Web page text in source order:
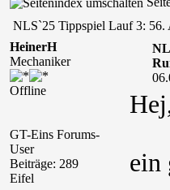
NLS`25 Tippspiel Lauf 3: 56.
HeinerH
Mechaniker
Offline
GT-Eins Forums-
User
Beiträge: 289
Eifel
ein